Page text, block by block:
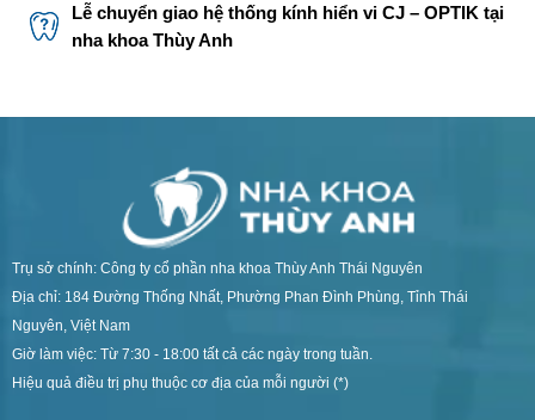
Lễ chuyển giao hệ thống kính hiển vi CJ – OPTIK tại
nha khoa Thùy Anh
Trụ sở chính: Công ty cổ phần nha khoa Thùy Anh Thái Nguyên
Địa chỉ: 184 Đường Thống Nhất, Phường Phan Đình Phùng, Tỉnh Thái
Nguyên, Việt Nam
Giờ làm việc: Từ 7:30 - 18:00 tất cả các ngày trong tuần.
Hiệu quả điều trị phụ thuộc cơ địa của mỗi người (*)